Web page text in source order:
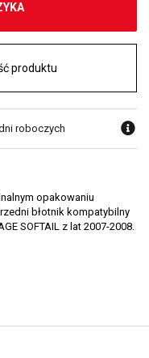
produktu
roboczych
opakowaniu
błotnik kompatybilny
SOFTAIL z lat 2007-2008.